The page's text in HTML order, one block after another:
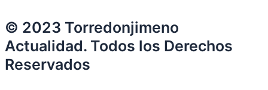
© 2023 Torredonjimeno
Actualidad. Todos los Derechos
Reservados